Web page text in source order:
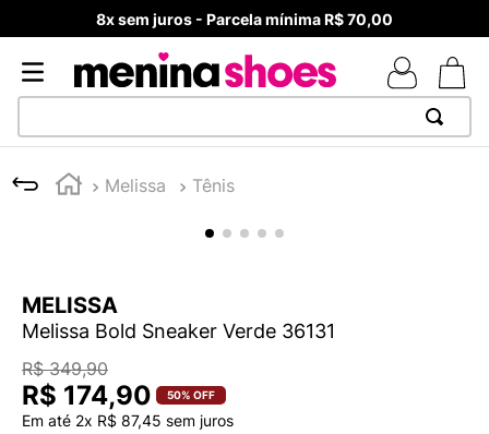
8x sem juros - Parcela mínima R$ 70,00
Melissa Tênis
MELISSA
Melissa Bold Sneaker Verde 36131
R$ 349,90
R$ 174,90 50% OFF
Em até 2x R$ 87,45 sem juros
1
TÊNIS NEWS BALANCE 530
MELISSAS MINI BABY
º
TÊNIS VEJA WHITE
5º
ADIDAS
6º
SAMBA
7 º
MELISSA SLIDE